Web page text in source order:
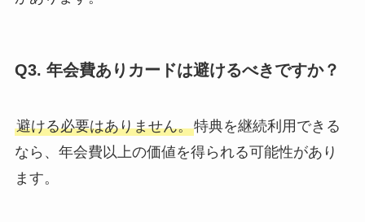
Q3. 年会費ありカードは避けるべきですか？
避ける必要はありません。特典を継続利用できる
なら、年会費以上の価値を得られる可能性があり
ます。